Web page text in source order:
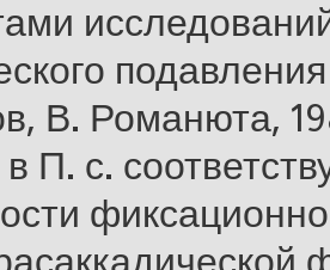
В. Романюта,
П. с.